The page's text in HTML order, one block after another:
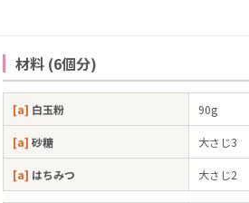
材料 (6個分)
[a] 白玉粉 90g
[a] 砂糖 大さじ3
[a] はちみつ 大さじ2